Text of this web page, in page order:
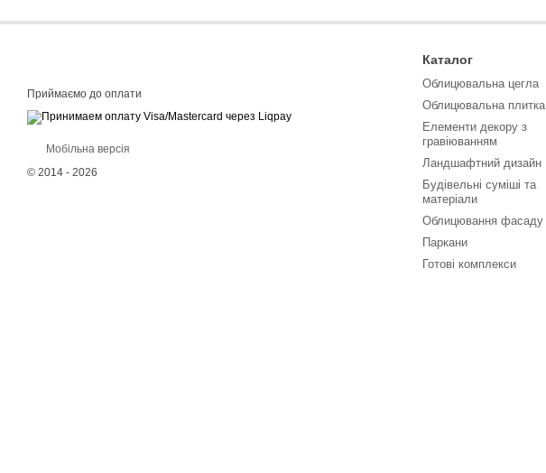
Приймаємо до оплати
Мобільна версія
© 2014 - 2026
Каталог
Облицювальна цегла
Облицювальна плитка
Елементи декору з
гравіюванням
Ландшафтний дизайн
Будівельні суміші та
матеріали
Облицювання фасаду
Паркани
Готові комплекси